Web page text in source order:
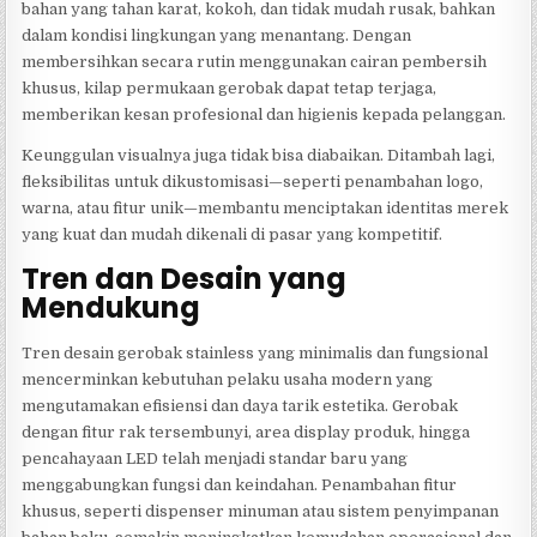
bahan yang tahan karat, kokoh, dan tidak mudah rusak, bahkan
dalam kondisi lingkungan yang menantang. Dengan
membersihkan secara rutin menggunakan cairan pembersih
khusus, kilap permukaan gerobak dapat tetap terjaga,
memberikan kesan profesional dan higienis kepada pelanggan.
Keunggulan visualnya juga tidak bisa diabaikan. Ditambah lagi,
fleksibilitas untuk dikustomisasi—seperti penambahan logo,
warna, atau fitur unik—membantu menciptakan identitas merek
yang kuat dan mudah dikenali di pasar yang kompetitif.
Tren dan Desain yang
Mendukung
Tren desain gerobak stainless yang minimalis dan fungsional
mencerminkan kebutuhan pelaku usaha modern yang
mengutamakan efisiensi dan daya tarik estetika. Gerobak
dengan fitur rak tersembunyi, area display produk, hingga
pencahayaan LED telah menjadi standar baru yang
menggabungkan fungsi dan keindahan. Penambahan fitur
khusus, seperti dispenser minuman atau sistem penyimpanan